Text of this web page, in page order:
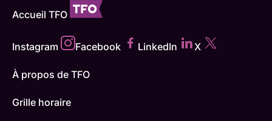
Accueil TFO
Instagram Facebook LinkedIn X
À propos de TFO
Grille horaire